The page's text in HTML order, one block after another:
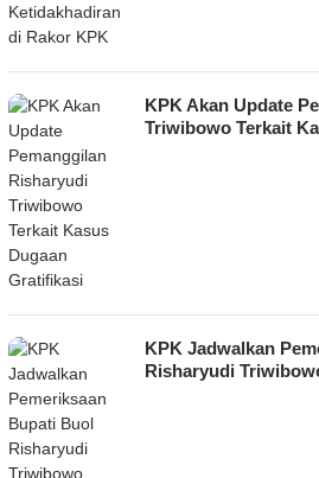
KPK Akan Update
Triwibowo Terkait
KPK Jadwalkan
Risharyudi